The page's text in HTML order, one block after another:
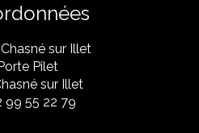
sur Illet
Pilet
sur Illet
99 55 22 79